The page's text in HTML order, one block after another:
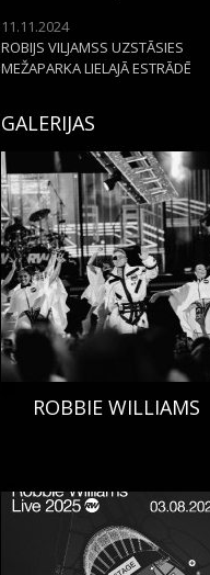
11.11.2024
ROBIJS VILJAMSS UZSTĀSIES
MEŽAPARKA LIELAJĀ ESTRĀDĒ
GALERIJAS
ROBBIE WILLIAMS